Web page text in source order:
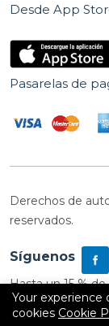
Desde App
Pasarelas de
Derechos de
reservados.
Síguenos
Hasta un 15 %
Your experience
cookies Cookie